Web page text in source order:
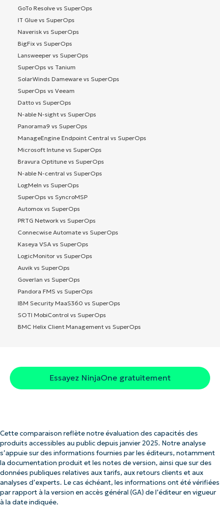
GoTo Resolve vs SuperOps
IT Glue vs SuperOps
Naverisk vs SuperOps
BigFix vs SuperOps
Lansweeper vs SuperOps
SuperOps vs Tanium
SolarWinds Dameware vs SuperOps
SuperOps vs Veeam
Datto vs SuperOps
N-able N-sight vs SuperOps
Panorama9 vs SuperOps
ManageEngine Endpoint Central vs SuperOps
Microsoft Intune vs SuperOps
Bravura Optitune vs SuperOps
N-able N-central vs SuperOps
LogMeIn vs SuperOps
SuperOps vs SyncroMSP
Automox vs SuperOps
PRTG Network vs SuperOps
Connecwise Automate vs SuperOps
Kaseya VSA vs SuperOps
LogicMonitor vs SuperOps
Auvik vs SuperOps
Goverlan vs SuperOps
Pandora FMS vs SuperOps
IBM Security MaaS360 vs SuperOps
SOTI MobiControl vs SuperOps
BMC Helix Client Management vs SuperOps
Essayez NinjaOne gratuitement
Cette comparaison reflète notre évaluation des capacités des
produits accessibles au public depuis janvier 2025. Notre analyse
s’appuie sur des informations fournies par les éditeurs, notamment
la documentation produit et les notes de version, ainsi que sur des
données publiques relatives aux tarifs, aux retours clients et aux
analyses d’experts. Le cas échéant, les informations ont été vérifiées
par rapport à la version en accès général (GA) de l’éditeur en vigueur
à la date indiquée.